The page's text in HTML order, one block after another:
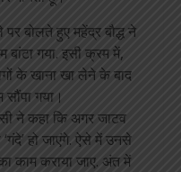
बोलते हुए महेंद्र बौद्ध ने
बांटा गया. इसी क्रम में,
के खाना खा लेने के बाद
गया।
ने कहा कि अगर जाटव
हो जाएंगे. ऐसे में उनसे
काम कराया जाए. अंत में